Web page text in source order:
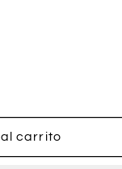
carrito